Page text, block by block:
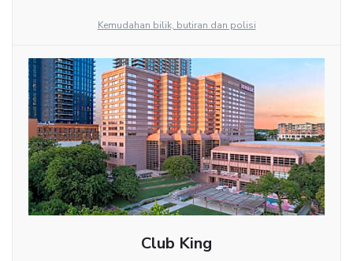
Kemudahan bilik, butiran dan polisi
Club King